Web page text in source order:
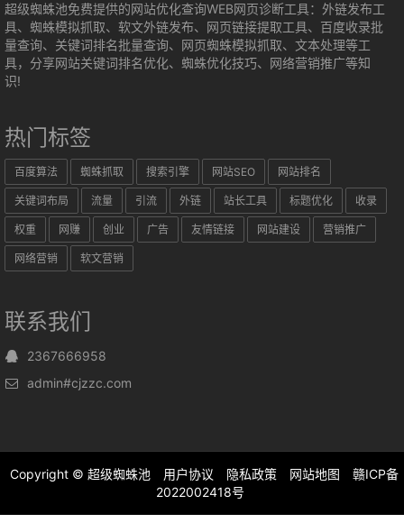
超级蜘蛛池免费提供的网站优化查询WEB网页诊断工具：外链发布工
具、蜘蛛模拟抓取、软文外链发布、网页链接提取工具、百度收录批
量查询、关键词排名批量查询、网页蜘蛛模拟抓取、文本处理等工
具，分享网站关键词排名优化、蜘蛛优化技巧、网络营销推广等知
识!
热门标签
百度算法 蜘蛛抓取 搜索引擎 网站SEO 网站排名
关键词布局 流量 引流 外链 站长工具 标题优化 收录
权重 网赚 创业 广告 友情链接 网站建设 营销推广
网络营销 软文营销
联系我们
2367666958
admin#cjzzc.com
Copyright © 超级蜘蛛池 用户协议 隐私政策 网站地图
赣ICP备
2022002418号